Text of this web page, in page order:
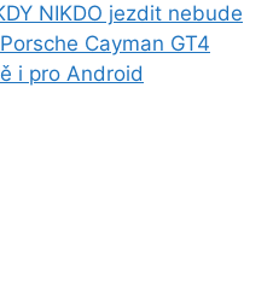
NIKDO jezdit nebude
Cayman GT4
i pro Android